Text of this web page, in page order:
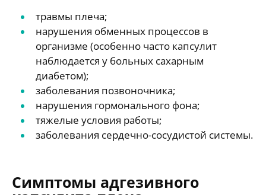
травмы плеча;
нарушения обменных процессов в
организме (особенно часто капсулит
наблюдается у больных сахарным
диабетом);
заболевания позвоночника;
нарушения гормонального фона;
тяжелые условия работы;
заболевания сердечно-сосудистой системы.
Симптомы адгезивного